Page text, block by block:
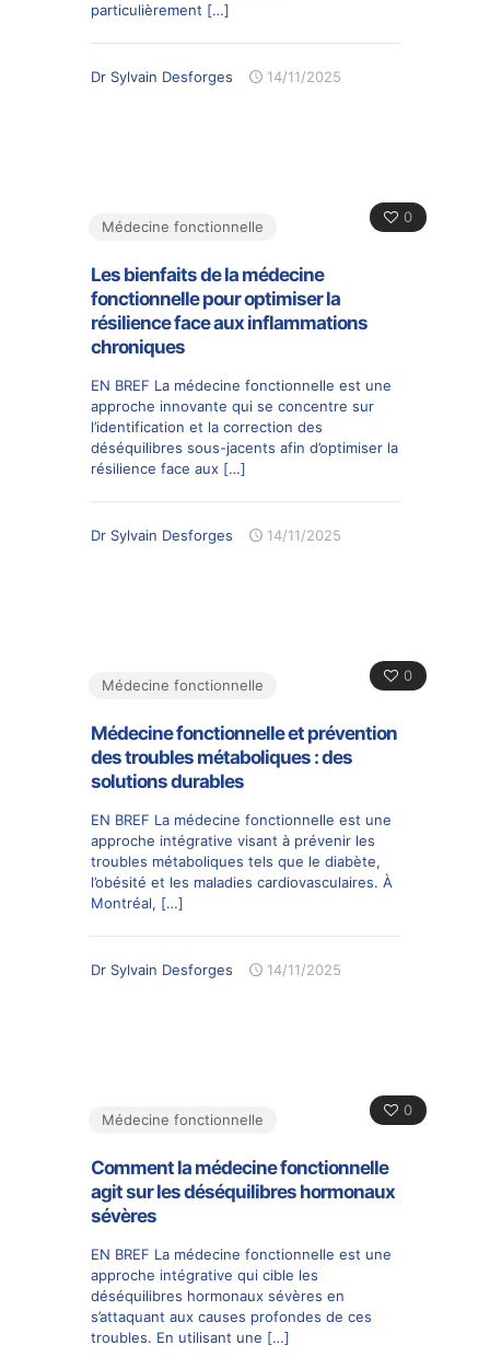
particulièrement […]
Dr Sylvain Desforges 14/11/2025
0
Médecine fonctionnelle
Les bienfaits de la médecine
fonctionnelle pour optimiser la
résilience face aux inflammations
chroniques
EN BREF La médecine fonctionnelle est une
approche innovante qui se concentre sur
l’identification et la correction des
déséquilibres sous-jacents afin d’optimiser la
résilience face aux […]
Dr Sylvain Desforges 14/11/2025
0
Médecine fonctionnelle
Médecine fonctionnelle et prévention
des troubles métaboliques : des
solutions durables
EN BREF La médecine fonctionnelle est une
approche intégrative visant à prévenir les
troubles métaboliques tels que le diabète,
l’obésité et les maladies cardiovasculaires. À
Montréal, […]
Dr Sylvain Desforges 14/11/2025
0
Médecine fonctionnelle
Comment la médecine fonctionnelle
agit sur les déséquilibres hormonaux
sévères
EN BREF La médecine fonctionnelle est une
approche intégrative qui cible les
déséquilibres hormonaux sévères en
s’attaquant aux causes profondes de ces
troubles. En utilisant une […]